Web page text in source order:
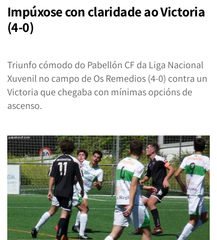
Impúxose con claridade ao Victoria
(4-0)
Triunfo cómodo do Pabellón CF da Liga Nacional
Xuvenil no campo de Os Remedios (4-0) contra un
Victoria que chegaba con mínimas opcións de
ascenso.